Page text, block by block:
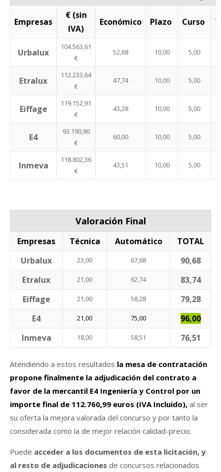
Empresas
€ (sin
IVA)
Económico Plazo Curso
Urbalux
104.563,61
€
52,68 10,00 5,00
Etralux
112.233,64
€
47,74 10,00 5,00
Eiffage
119.152,91
€
43,28 10,00 5,00
E4
93.190,90
€
60,00 10,00 5,00
Inmeva
118.802,36
€
43,51 10,00 5,00
Valoración Final
Empresas Técnica Automático
TOTAL
Urbalux
23,00 67,68
90,68
Etralux
21,00 62,74
83,74
Eiffage
21,00 58,28
79,28
E4
21,00 75,00
96,00
Inmeva
18,00 58,51 76,51
Atendiendo a estos resultados la mesa de contratación
propone finalmente la adjudicación del contrato a
favor de la mercantil E4 Ingeniería y Control por un
importe final de 112.760,99 euros (IVA Incluido), al ser
su oferta la mejora valorada del concurso y por tanto la
considerada como la de mejor relación calidad-precio.
Puede acceder a los documentos de esta licitación, y
al resto de adjudicaciones de concursos relacionados